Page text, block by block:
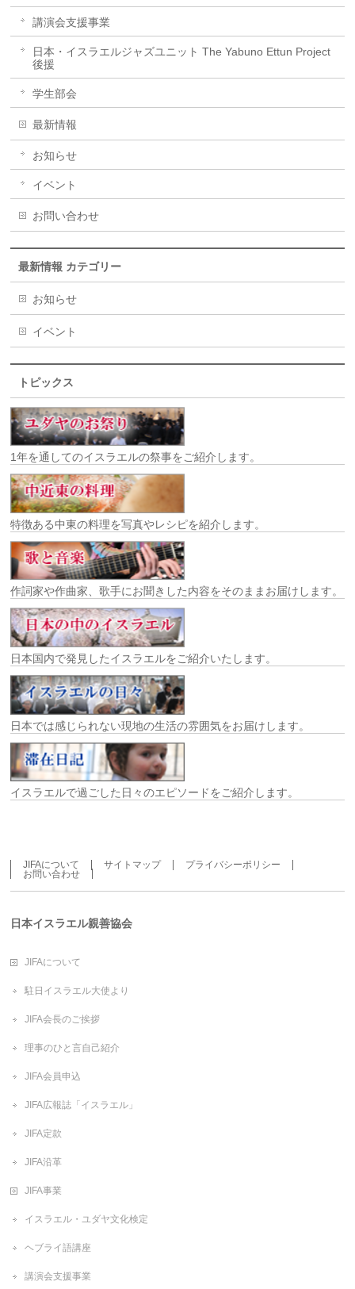
講演会支援事業
日本・イスラエルジャズユニット The Yabuno Ettun Project
後援
学生部会
最新情報
お知らせ
イベント
お問い合わせ
最新情報 カテゴリー
お知らせ
イベント
トピックス
1年を通してのイスラエルの祭事をご紹介します。
特徴ある中東の料理を写真やレシピを紹介します。
作詞家や作曲家、歌手にお聞きした内容をそのままお届けします。
日本国内で発見したイスラエルをご紹介いたします。
日本では感じられない現地の生活の雰囲気をお届けします。
イスラエルで過ごした日々のエピソードをご紹介します。
JIFAについて サイトマップ
プライバシーポリシー
お問い合わせ
日本イスラエル親善協会
JIFAについて
駐日イスラエル大使より
JIFA会長のご挨拶
理事のひと言自己紹介
JIFA会員申込
JIFA広報誌「イスラエル」
JIFA定款
JIFA沿革
JIFA事業
イスラエル・ユダヤ文化検定
ヘブライ語講座
講演会支援事業